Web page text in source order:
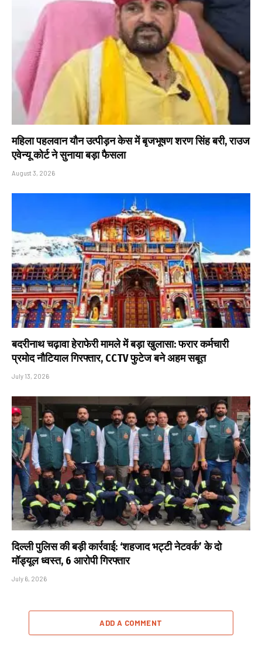
महिला पहलवान यौन उत्पीड़न केस में बृजभूषण शरण सिंह बरी, राउज
एवेन्यू कोर्ट ने सुनाया बड़ा फैसला
August 3, 2026
बदरीनाथ चढ़ावा हेराफेरी मामले में बड़ा खुलासा: फरार कर्मचारी
प्रमोद नौटियाल गिरफ्तार, CCTV फुटेज बने अहम सबूत
July 13, 2026
दिल्ली पुलिस की बड़ी कार्रवाई: ‘शहजाद भट्टी नेटवर्क’ के दो
मॉड्यूल ध्वस्त, 6 आरोपी गिरफ्तार
July 6, 2026
ADD A COMMENT